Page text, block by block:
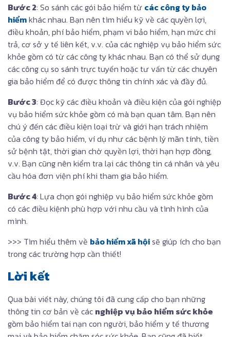
Bước 2: So sánh các gói bảo hiểm từ các công ty bảo
hiểmkhác nhau. Bạn nên tìm hiểu kỹ về các quyền lợi,
điều khoản, phí bảo hiểm, phạm vi bảo hiểm, hạn mức chi
trả, cơ sở y tế liên kết, v.v. của các nghiệp vụ bảo hiểm sức
khỏe gồm có từ các công ty khác nhau. Bạn có thể sử dụng
các công cụ so sánh trực tuyến hoặc tư vấn từ các chuyên
gia bảo hiểm để có được thông tin chính xác và đầy đủ.
Bước 3: Đọc kỹ các điều khoản và điều kiện của gói nghiệp
vụ bảo hiểm sức khỏe gồm có mà bạn quan tâm. Bạn nên
chú ý đến các điều kiện loại trừ và giới hạn trách nhiệm
của công ty bảo hiểm, ví dụ như các bệnh lý mãn tính, tiền
sử bệnh tật, thời gian chờ quyền lợi, thời hạn hợp đồng,
v.v. Bạn cũng nên kiểm tra lại các thông tin cá nhân và yêu
cầu hóa đơn viện phí khi tham gia bảo hiểm.
Bước 4: Lựa chọn gói nghiệp vụ bảo hiểm sức khỏe gồm
có các điều kiệnh phù hợp với nhu cầu và tình hình của
mình.
>>> Tìm hiểu thêm về bảo hiểm xã hộisẽ giúp ích cho bạn
trong các trường hợp cần thiết!
Lời kết
Qua bài viết này, chúng tôi đã cung cấp cho bạn những
thông tin cơ bản về các nghiệp vụ bảo hiểm sức khỏe
gồm bảo hiểm tai nạn con người, bảo hiểm y tế thương